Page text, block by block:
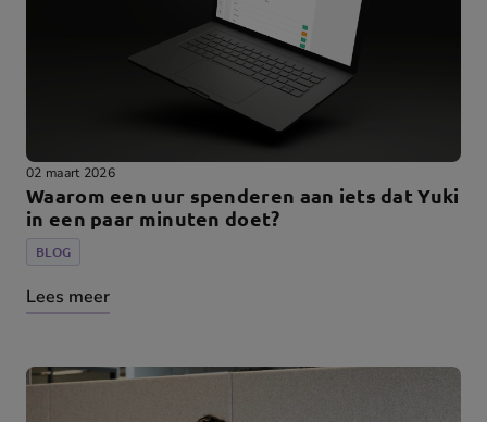
02 maart 2026
Waarom een uur spenderen aan iets dat Yuki
in een paar minuten doet?
BLOG
Lees meer